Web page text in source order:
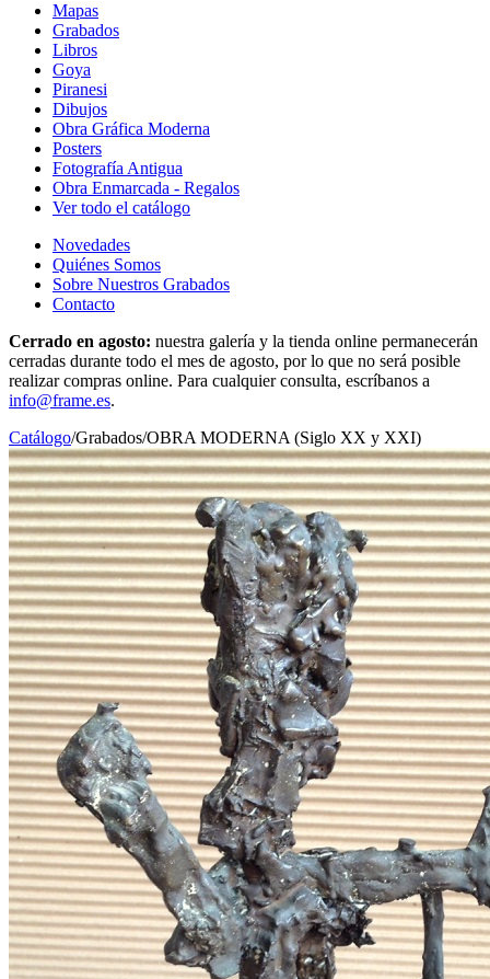
Mapas
Grabados
Libros
Goya
Piranesi
Dibujos
Obra Gráfica Moderna
Posters
Fotografía Antigua
Obra Enmarcada - Regalos
Ver todo el catálogo
Novedades
Quiénes Somos
Sobre Nuestros Grabados
Contacto
Cerrado en agosto: nuestra galería y la tienda online permanecerán
cerradas durante todo el mes de agosto, por lo que no será posible
realizar compras online. Para cualquier consulta, escríbanos a
info@frame.es.
Catálogo/Grabados/OBRA MODERNA (Siglo XX y XXI)